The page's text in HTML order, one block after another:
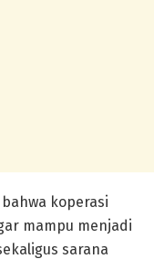
koperasi
mampu menjadi
sarana